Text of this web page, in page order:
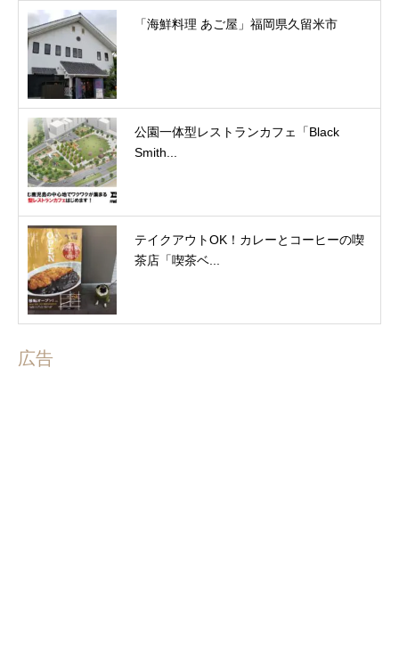
「海鮮料理 あご屋」福岡県久留米市
公園一体型レストランカフェ「Black
Smith...
テイクアウトOK！カレーとコーヒーの喫
茶店「喫茶ベ...
広告